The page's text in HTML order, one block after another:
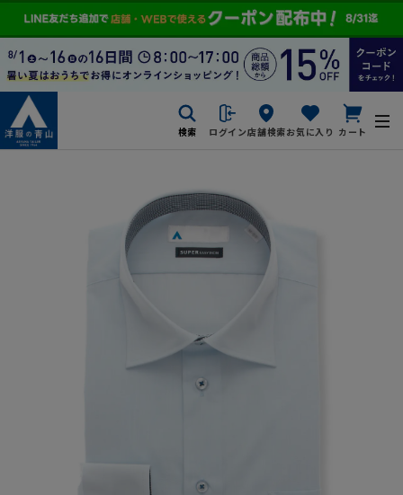
検索 ログイン店舗検索お気に入り カート